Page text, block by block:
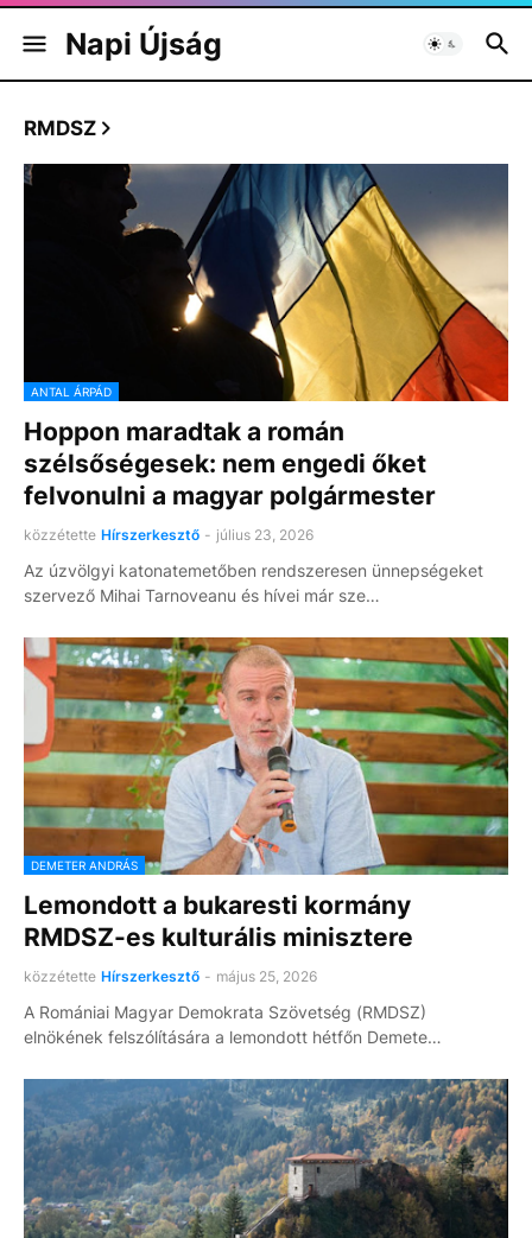
Napi Újság
RMDSZ
ANTAL ÁRPÁD
Hoppon maradtak a román
szélsőségesek: nem engedi őket
felvonulni a magyar polgármester
közzétette Hírszerkesztő - július 23, 2026
Az úzvölgyi katonatemetőben rendszeresen ünnepségeket
szervező Mihai Tarnoveanu és hívei már sze…
DEMETER ANDRÁS
Lemondott a bukaresti kormány
RMDSZ-es kulturális minisztere
közzétette Hírszerkesztő - május 25, 2026
A Romániai Magyar Demokrata Szövetség (RMDSZ)
elnökének felszólítására a lemondott hétfőn Demete…